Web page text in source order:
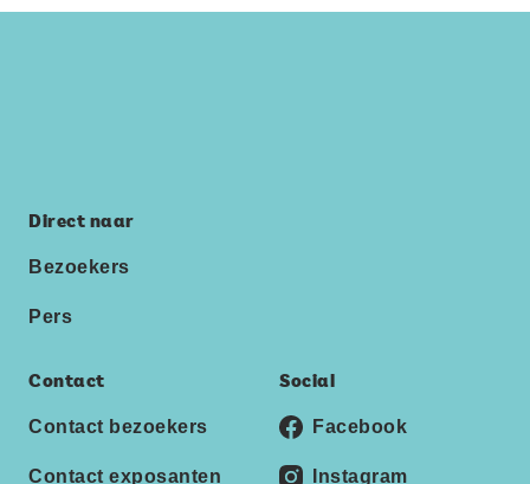
Direct naar
Bezoekers
Pers
Contact
Contact bezoekers
Contact exposanten
Social
Facebook
Instagram